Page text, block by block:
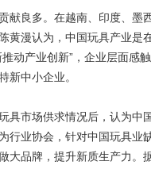
献良多。在越南、印度、
黄漫认为，中国玩具产业
动产业创新”，企业层面
新中小企业。
具市场供求情况后，认为
行业协会，针对中国玩具业
大品牌，提升新质生产力